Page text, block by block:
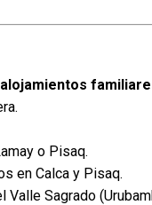
alojamientos
o Pisaq.
en Calca y Pisaq.
Sagrado